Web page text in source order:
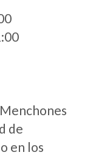
de
en los